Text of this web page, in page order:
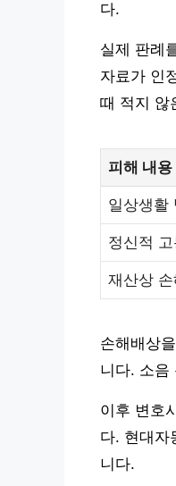
다.
실제 판례
자료가 인
때 적지 않
피해 내용
일상생활
정신적
재산상
손해배상
니다. 소음
이후 변호
다. 현대자
니다.